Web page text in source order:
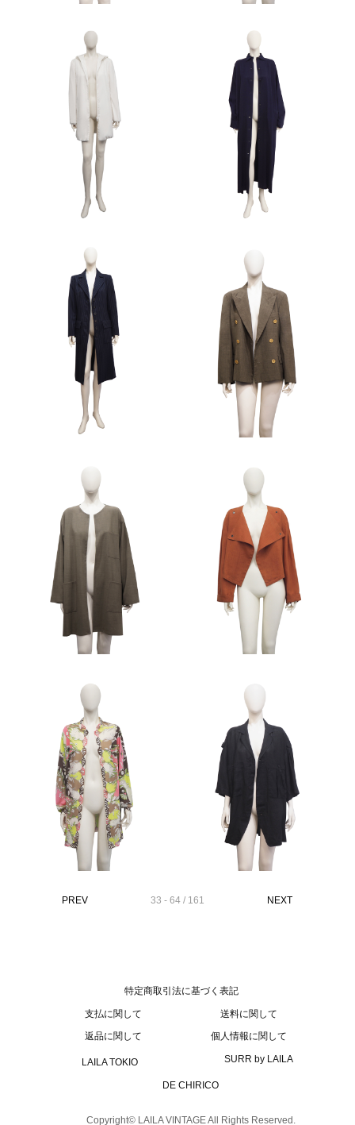
PREV 33 - 64 / 161 NEXT
特定商取引法に基づく表記
支払に関して 送料に関して
返品に関して 個人情報に関して
LAILA TOKIO SURR by LAILA
DE CHIRICO
Copyright© LAILA VINTAGE All Rights Reserved.